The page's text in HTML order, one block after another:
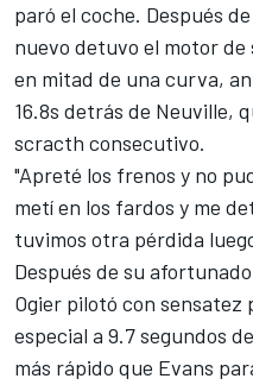
paró el coche. Después
nuevo detuvo el motor
en mitad de una curva,
16.8s detrás de Neuville,
scracth consecutivo.
"Apreté los frenos y no
metí en los fardos y me
tuvimos otra pérdida
Después de su
Ogier pilotó con sensatez
especial a 9.7 segundos
más rápido que Evans